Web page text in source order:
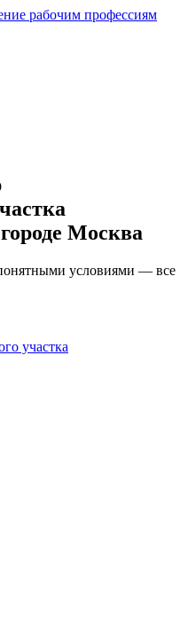
рабочим профессиям
Москва
условиями — все
участка